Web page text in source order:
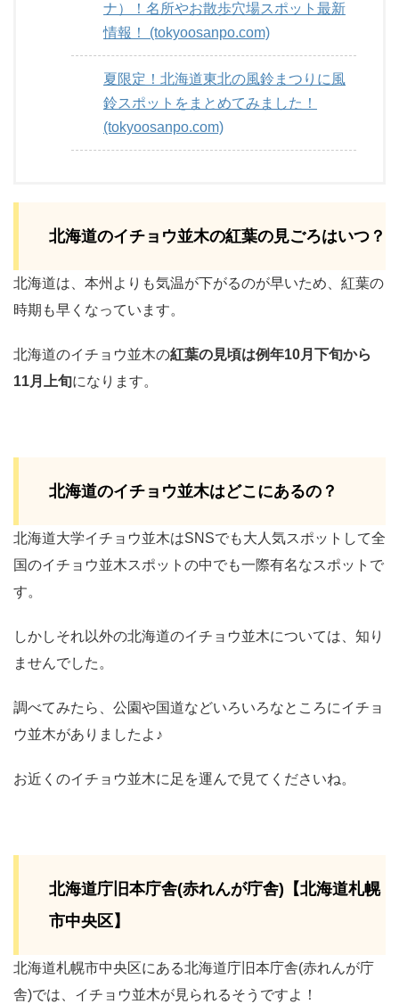
ナ）！名所やお散歩穴場スポット最新
情報！ (tokyoosanpo.com)
夏限定！北海道東北の風鈴まつりに風
鈴スポットをまとめてみました！
(tokyoosanpo.com)
北海道のイチョウ並木の紅葉の見ごろはいつ？
北海道は、本州よりも気温が下がるのが早いため、紅葉の
時期も早くなっています。
北海道のイチョウ並木の紅葉の見頃は例年10月下旬から
11月上旬になります。
北海道のイチョウ並木はどこにあるの？
北海道大学イチョウ並木はSNSでも大人気スポットして全
国のイチョウ並木スポットの中でも一際有名なスポットで
す。
しかしそれ以外の北海道のイチョウ並木については、知り
ませんでした。
調べてみたら、公園や国道などいろいろなところにイチョ
ウ並木がありましたよ♪
お近くのイチョウ並木に足を運んで見てくださいね。
北海道庁旧本庁舎(赤れんが庁舎)【北海道札幌
市中央区】
北海道札幌市中央区にある北海道庁旧本庁舎(赤れんが庁
舎)では、イチョウ並木が見られるそうですよ！